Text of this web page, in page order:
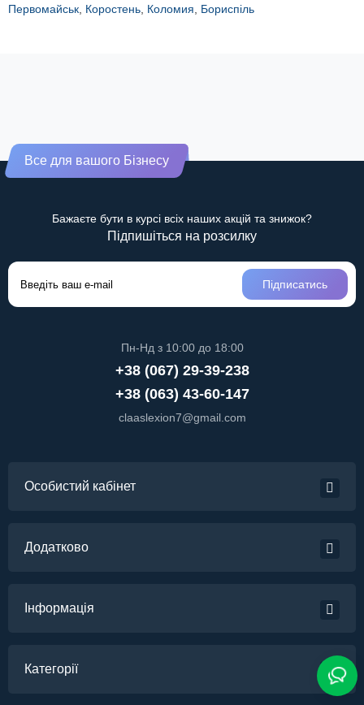
Первомайськ Коростень Коломия Бориспіль
Все для вашого Бізнесу
Бажаєте бути в курсі всіх наших акцій та знижок?
Підпишіться на розсилку
Підписатись
Пн-Нд з 10:00 до 18:00
+38 (067) 29-39-238
+38 (063) 43-60-147
claaslexion7@gmail.com
Особистий кабінет
Додатково
Інформація
Категорії